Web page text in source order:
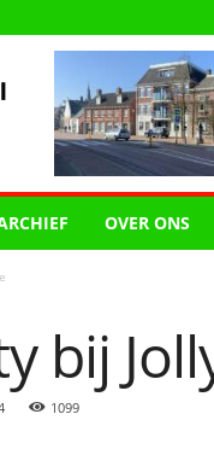
OVER ONS
bij
1099